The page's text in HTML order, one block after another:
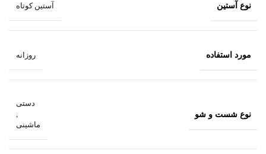
نوع آستین آستین کوتاه
مورد استفاده روزانه
نوع شست و شو
دستی
,
ماشینی